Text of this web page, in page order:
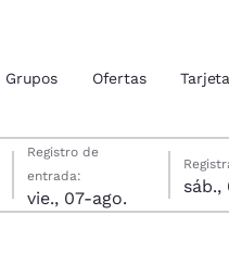
actuales
Grupos Ofertas
viernes, 7 de agosto
Registro de
entrada:
vie., 07-ago.
sábado, 8 de agosto
sáb.,
sábado, 8 de agosto fecha
viernes, 7 de agosto fecha